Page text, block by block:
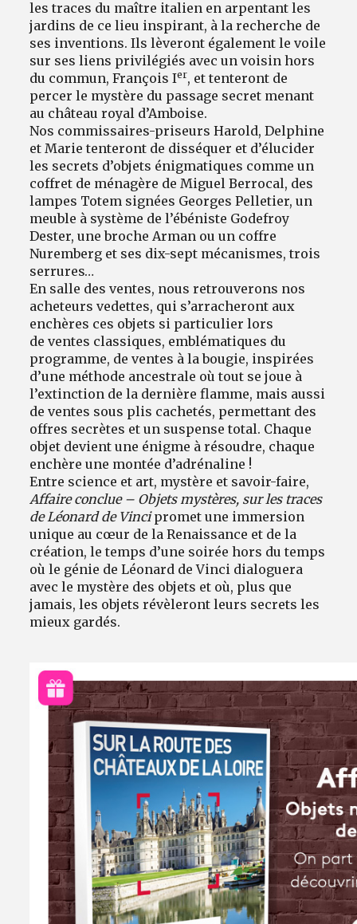
les traces du maître italien en arpentant les
jardins de ce lieu inspirant, à la recherche de
ses inventions. Ils lèveront également le voile
sur ses liens privilégiés avec un voisin hors
du commun, François Ier, et tenteront de
percer le mystère du passage secret menant
au château royal d’Amboise.
Nos commissaires-priseurs Harold, Delphine
et Marie tenteront de disséquer et d’élucider
les secrets d’objets énigmatiques comme un
coffret de ménagère de Miguel Berrocal, des
lampes Totem signées Georges Pelletier, un
meuble à système de l’ébéniste Godefroy
Dester, une broche Arman ou un coffre
Nuremberg et ses dix-sept mécanismes, trois
serrures…
En salle des ventes, nous retrouverons nos
acheteurs vedettes, qui s’arracheront aux
enchères ces objets si particulier lors
de ventes classiques, emblématiques du
programme, de ventes à la bougie, inspirées
d’une méthode ancestrale où tout se joue à
l’extinction de la dernière flamme, mais aussi
de ventes sous plis cachetés, permettant des
offres secrètes et un suspense total. Chaque
objet devient une énigme à résoudre, chaque
enchère une montée d’adrénaline !
Entre science et art, mystère et savoir-faire,
Affaire conclue – Objets mystères, sur les traces
de Léonard de Vincipromet une immersion
unique au cœur de la Renaissance et de la
création, le temps d’une soirée hors du temps
où le génie de Léonard de Vinci dialoguera
avec le mystère des objets et où, plus que
jamais, les objets révèleront leurs secrets les
mieux gardés.